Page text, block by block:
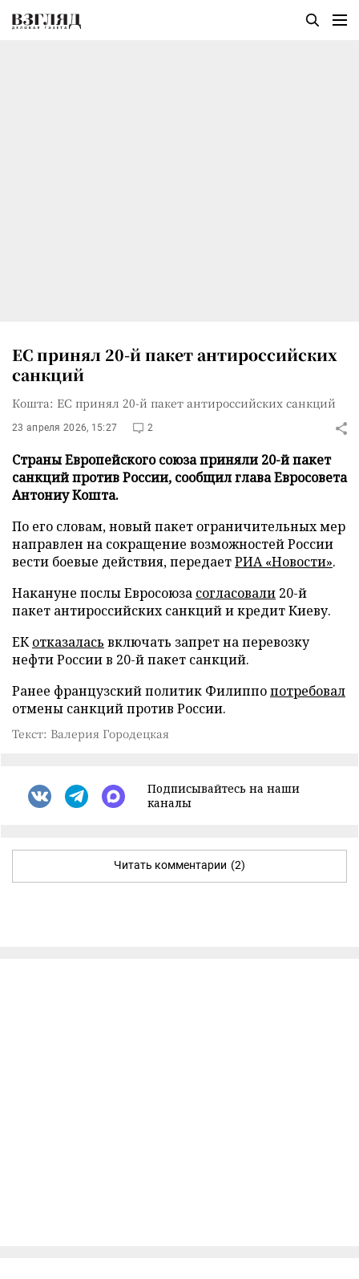
ЕС принял 20-й пакет антироссийских
санкций
Кошта: ЕС принял 20-й пакет антироссийских санкций
23 апреля 2026, 15:27 2
Страны Европейского союза приняли 20-й пакет
санкций против России, сообщил глава Евросовета
Антониу Кошта.
По его словам, новый пакет ограничительных мер
направлен на сокращение возможностей России
вести боевые действия, передаетРИА «Новости».
Накануне послы Евросоюза согласовали 20-й
пакет антироссийских санкций и кредит Киеву.
ЕКотказалась включать запрет на перевозку
нефти России в 20-й пакет санкций.
Ранее французский политик Филиппопотребовал
отмены санкций против России.
Текст: Валерия Городецкая
Подписывайтесь на наши
каналы
Читать комментарии (2)